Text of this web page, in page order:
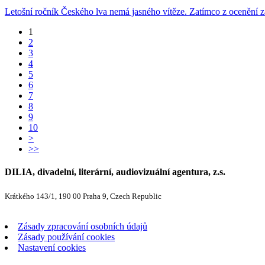
Letošní ročník Českého lva nemá jasného vítěze. Zatímco z
1
2
3
4
5
6
7
8
9
10
>
>>
DILIA, divadelní, literární, audiovizuální agentura, z.s.
Krátkého 143/1, 190 00 Praha 9, Czech Republic
Zásady zpracování osobních údajů
Zásady používání cookies
Nastavení cookies